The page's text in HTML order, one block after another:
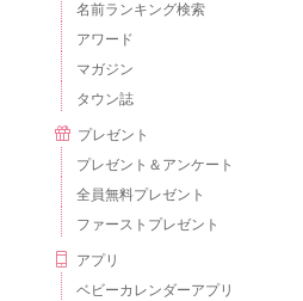
名前ランキング検索
アワード
マガジン
タウン誌
プレゼント
プレゼント＆アンケート
全員無料プレゼント
ファーストプレゼント
アプリ
ベビーカレンダーアプリ